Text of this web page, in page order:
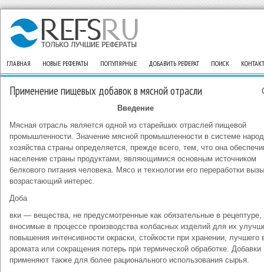
ГЛАВНАЯ НОВЫЕ РЕФЕРАТЫ ПОПУЛЯРНЫЕ ДОБАВИТЬ РЕФЕРАТ ПОИСК
Применение пищевых добавок в мясной отрасли
Введение
Мясная отрасль является одной из старейших отраслей пищевой
промышленности. Значение мясной промышленности в системе
хозяйства страны определяется, прежде всего, тем, что она
население страны продуктами, являющимися основным источником
белкового питания человека. Мясо и технологии его переработки
возрастающий интерес.
Доба
вки — вещества, не предусмотренные как обязательные в рецептуре,
вносимые в процессе производства колбасных изделий для их
повышения интенсивности окраски, стойкости при хранении, лучшего
аромата или сокращения потерь при термической обработке. Добавки
применяют также для более рационального использования сырья.